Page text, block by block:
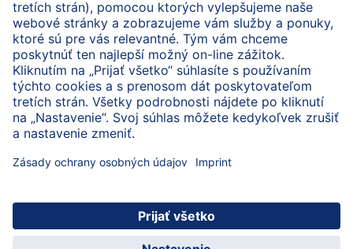
Ochrana osobných údajov
Cookies a pravidlá používania webovej stránky
Imprint
O spoločnosti HiPP Kontakt